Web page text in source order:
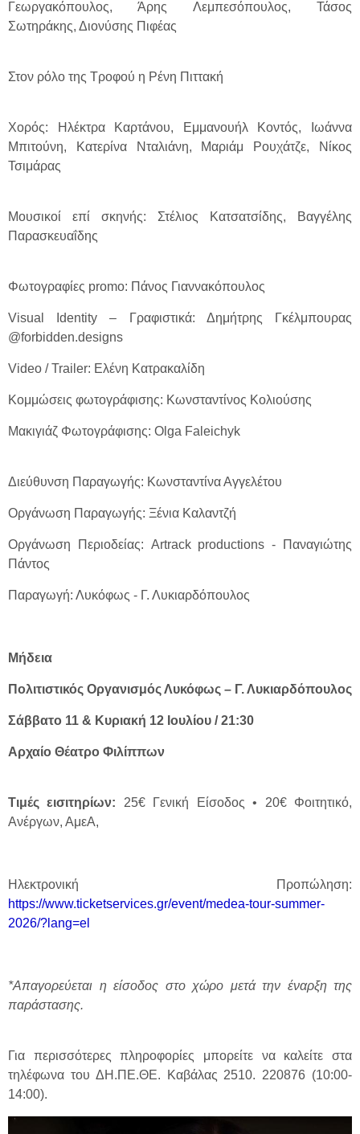
Γεωργακόπουλος, Άρης Λεμπεσόπουλος, Τάσος
Σωτηράκης, Διονύσης Πιφέας
Στον ρόλο της Τροφού η Ρένη Πιττακή
Χορός: Ηλέκτρα Καρτάνου, Εμμανουήλ Κοντός, Ιωάννα
Μπιτούνη, Κατερίνα Νταλιάνη, Μαριάμ Ρουχάτζε, Νίκος
Τσιμάρας
Μουσικοί επί σκηνής: Στέλιος Κατσατσίδης, Βαγγέλης
Παρασκευαΐδης
Φωτογραφίες promo: Πάνος Γιαννακόπουλος
Visual Identity – Γραφιστικά: Δημήτρης Γκέλμπουρας
@forbidden.designs
Video / Trailer: Ελένη Κατρακαλίδη
Κομμώσεις φωτογράφισης: Κωνσταντίνος Κολιούσης
Μακιγιάζ Φωτογράφισης: Olga Faleichyk
Διεύθυνση Παραγωγής: Κωνσταντίνα Αγγελέτου
Οργάνωση Παραγωγής: Ξένια Καλαντζή
Οργάνωση Περιοδείας: Artrack productions - Παναγιώτης
Πάντος
Παραγωγή: Λυκόφως - Γ. Λυκιαρδόπουλος
Μήδεια
Πολιτιστικός Οργανισμός Λυκόφως – Γ. Λυκιαρδόπουλος
Σάββατο 11 & Κυριακή 12 Ιουλίου / 21:30
Αρχαίο Θέατρο Φιλίππων
Τιμές εισιτηρίων: 25€ Γενική Είσοδος • 20€ Φοιτητικό,
Ανέργων, ΑμεΑ,
Ηλεκτρονική Προπώληση:
https://www.ticketservices.gr/event/medea-tour-summer-
2026/?lang=el
*Απαγορεύεται η είσοδος στο χώρο μετά την έναρξη της
παράστασης.
Για περισσότερες πληροφορίες μπορείτε να καλείτε στα
τηλέφωνα του ΔΗ.ΠΕ.ΘΕ. Καβάλας 2510. 220876 (10:00-
14:00).